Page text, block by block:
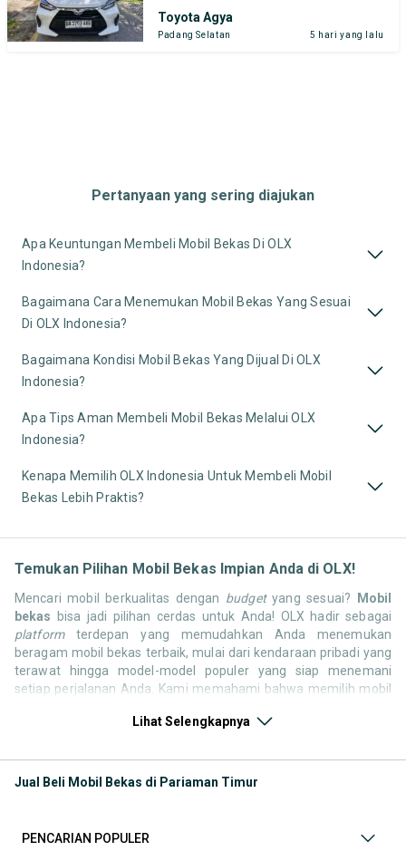
Toyota Agya
Padang Selatan 5 hari yang lalu
Pertanyaan yang sering diajukan
Apa Keuntungan Membeli Mobil Bekas Di OLX
Indonesia?
Bagaimana Cara Menemukan Mobil Bekas Yang Sesuai
Di OLX Indonesia?
Bagaimana Kondisi Mobil Bekas Yang Dijual Di OLX
Indonesia?
Apa Tips Aman Membeli Mobil Bekas Melalui OLX
Indonesia?
Kenapa Memilih OLX Indonesia Untuk Membeli Mobil
Bekas Lebih Praktis?
Temukan Pilihan Mobil Bekas Impian Anda di OLX!
Mencari mobil berkualitas dengan budgetyang sesuai? Mobil
bekas bisa jadi pilihan cerdas untuk Anda! OLX hadir sebagai
platformterdepan yang memudahkan Anda menemukan
beragam mobil bekas terbaik, mulai dari kendaraan pribadi yang
terawat hingga model-model populer yang siap menemani
setiap perjalanan Anda. Kami memahami bahwa memilih mobil
ribuan daftar dari penjual terpercaya di seluruh Indonesia.
dengan gaya hidup, kebutuhan, danbudgetAnda!
Memilih mobil bekas yang tepat tentu bukan perkara mudah.
berkelas, atau mobil kota yang irit dan lincah? Di OLX, Anda akan
Lihat Selengkapnya
Jual Beli Mobil Bekas di Pariaman Timur
PENCARIAN POPULER